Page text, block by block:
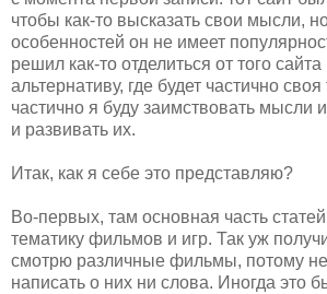
чтобы как-то высказать свои мысли,
особенностей он не имеет
решил как-то отделиться от того
альтернативу, где будет частично
частично я буду заимствовать мысли
и развивать их.
Итак, как я себе это представляю?
Во-первых, там основная часть
тематику фильмов и игр. Так уж
смотрю различные фильмы, потому не
написать о них ни слова. Иногда это